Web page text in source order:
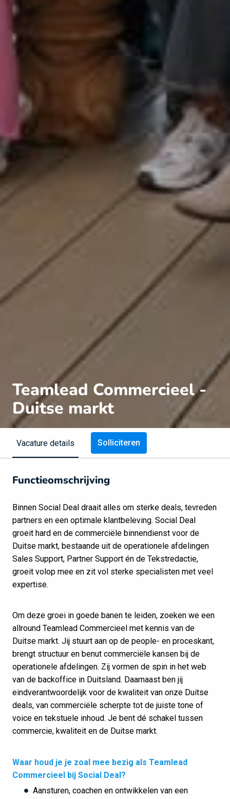
Teamlead Commercieel -
Duitse markt
Vacature details Solliciteren
Functieomschrijving
Binnen Social Deal draait alles om sterke deals, tevreden
partners en een optimale klantbeleving. Social Deal
groeit hard en de commerciële binnendienst voor de
Duitse markt, bestaande uit de operationele afdelingen
Sales Support, Partner Support én de Tekstredactie,
groeit volop mee en zit vol sterke specialisten met veel
expertise.
Om deze groei in goede banen te leiden, zoeken we een
allround Teamlead Commercieel met kennis van de
Duitse markt. Jij stuurt aan op de people- en proceskant,
brengt structuur en benut commerciële kansen bij de
operationele afdelingen. Zij vormen de spin in het web
van de backoffice in Duitsland. Daarnaast ben jij
eindverantwoordelijk voor de kwaliteit van onze Duitse
deals, van commerciële scherpte tot de juiste tone of
voice en tekstuele inhoud. Je bent dé schakel tussen
commercie, kwaliteit en de Duitse markt.
Waar houd je je zoal mee bezig als Teamlead
Commercieel bij Social Deal?
Aansturen, coachen en ontwikkelen van een